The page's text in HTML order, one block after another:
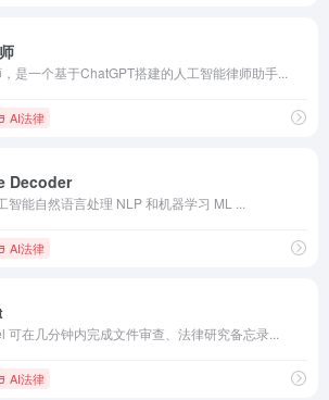
是一个基于ChatGPT搭建的人工智能律师助手...
AI法律
Decoder
智能自然语言处理 NLP 和机器学习 ML ...
AI法律
可在几分钟内完成文件审查、法律研究备忘录...
AI法律